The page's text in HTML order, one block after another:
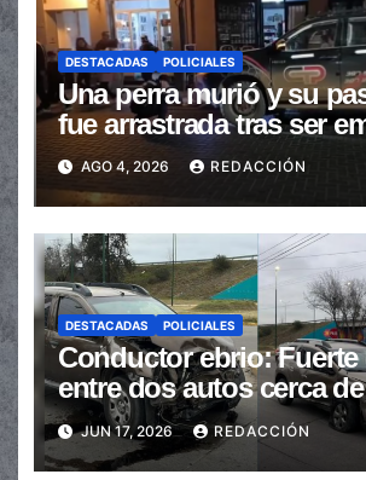
DESTACADAS POLICIALES
Una perra murió y su
fue arrastrada tras ser
en la senda peatonal
AGO 4, 2026 REDACCIÓN
DESTACADAS POLICIALES
Conductor ebrio:
entre dos autos cerca
JUN 17, 2026 REDACCIÓN